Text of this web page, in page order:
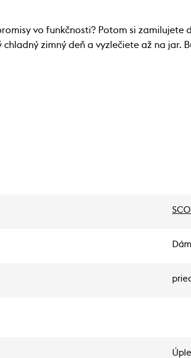
vo funkčnosti? Potom si zamilujete
zimný deň a vyzlečiete až na jar.